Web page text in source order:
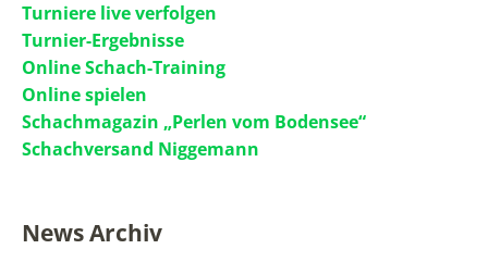
Turniere live verfolgen
Turnier-Ergebnisse
Online Schach-Training
Online spielen
Schachmagazin „Perlen vom Bodensee“
Schachversand Niggemann
News Archiv